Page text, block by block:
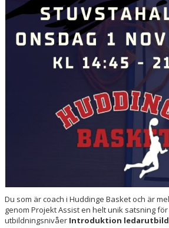
HALLAR
HUDDINGE BASKET ÅRSKALENDER
H.A.N.G FLEMINGSBERG
Du som är coach i Huddinge Basket och är
genom Projekt Assist en helt unik satsning för
utbildningsnivåer Introduktion